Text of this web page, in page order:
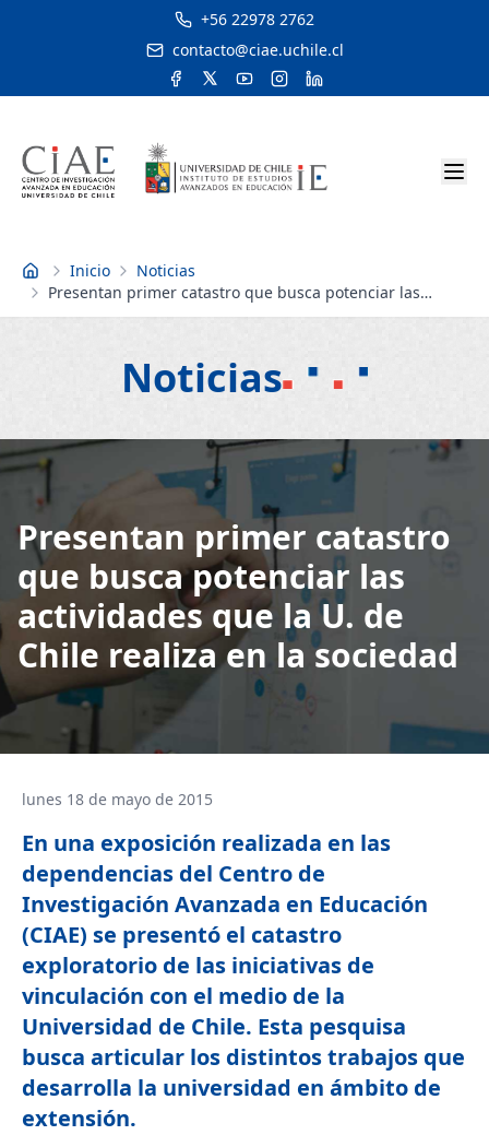
+56 22978 2762
contacto@ciae.uchile.cl
Inicio Inicio
Noticias
Presentan primer catastro que busca potenciar las
actividades que la U. de Chile realiza en la sociedad
Noticias
Presentan primer catastro
que busca potenciar las
actividades que la U. de
Chile realiza en la sociedad
lunes 18 de mayo de 2015
En una exposición realizada en las
dependencias del Centro de
Investigación Avanzada en Educación
(CIAE) se presentó el catastro
exploratorio de las iniciativas de
vinculación con el medio de la
Universidad de Chile. Esta pesquisa
busca articular los distintos trabajos que
desarrolla la universidad en ámbito de
extensión.